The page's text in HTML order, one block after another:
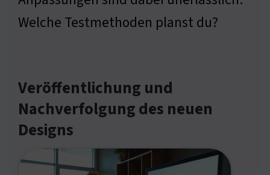
Welche Testmethoden planst du?
Veröffentlichung und
Nachverfolgung des neuen
Designs